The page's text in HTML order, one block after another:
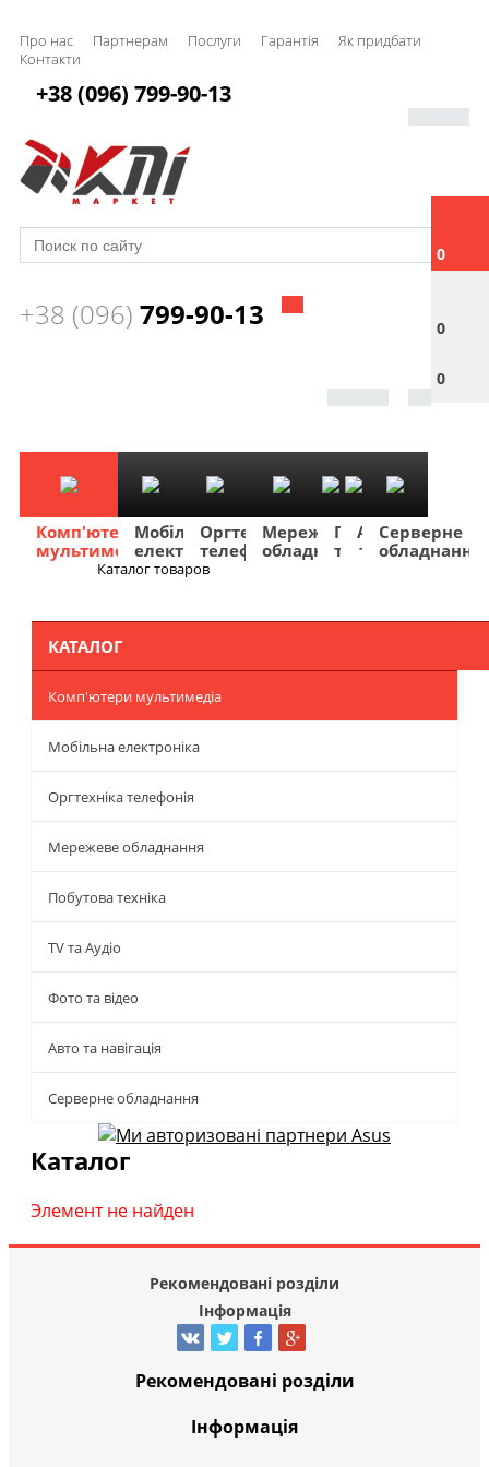
Про нас Партнерам Послуги Гарантія
Як придбати
Контакти
0
0
0
+38 (096) 799-90-13
+38 (096) 799-90-13
Комп'ютери
мультимедіа
Мобільна
електроніка
Оргтехніка
телефонія
Мережеве
обладнання
Побутова
техніка
TV
та
Фото
та
Авто
та
Серверне
обладнання
Каталог товаров
КАТАЛОГ
Комп'ютери мультимедіа
Мобільна електроніка
Оргтехніка телефонія
Мережеве обладнання
Побутова техніка
TV та Аудіо
Фото та відео
Авто та навігація
Серверне обладнання
Каталог
Элемент не найден
Рекомендовані розділи
Інформація
Рекомендовані розділи
Інформація